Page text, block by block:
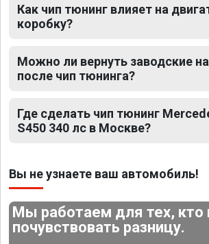
Как чип тюнинг влияет на
коробку?
Можно ли вернуть заводские
после чип тюнинга?
Где сделать чип тюнинг
S450 340 лс в Москве?
Вы не узнаете ваш автомобиль!
Мы работаем для тех,
почувствовать разницу.